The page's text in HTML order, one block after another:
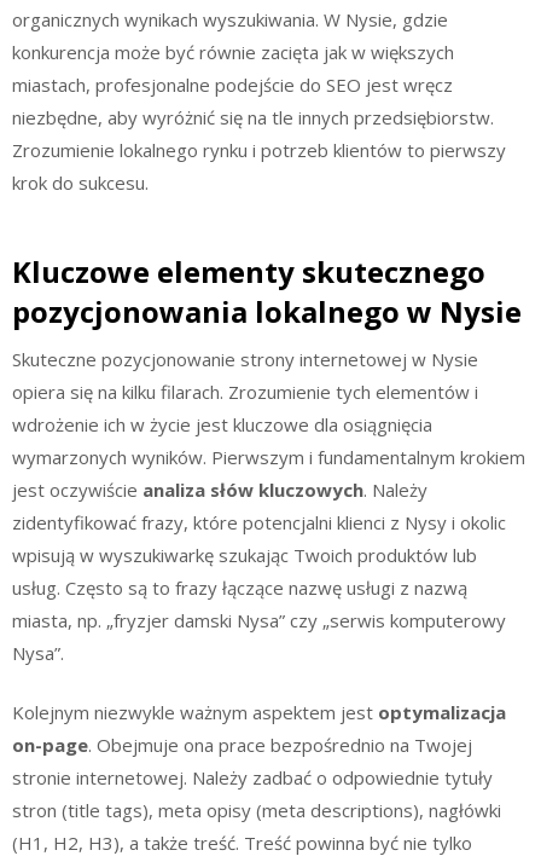
organicznych wynikach wyszukiwania. W Nysie, gdzie
konkurencja może być równie zacięta jak w większych
miastach, profesjonalne podejście do SEO jest wręcz
niezbędne, aby wyróżnić się na tle innych przedsiębiorstw.
Zrozumienie lokalnego rynku i potrzeb klientów to pierwszy
krok do sukcesu.
Kluczowe elementy skutecznego
pozycjonowania lokalnego w Nysie
Skuteczne pozycjonowanie strony internetowej w Nysie
opiera się na kilku filarach. Zrozumienie tych elementów i
wdrożenie ich w życie jest kluczowe dla osiągnięcia
wymarzonych wyników. Pierwszym i fundamentalnym krokiem
jest oczywiście analiza słów kluczowych. Należy
zidentyfikować frazy, które potencjalni klienci z Nysy i okolic
wpisują w wyszukiwarkę szukając Twoich produktów lub
usług. Często są to frazy łączące nazwę usługi z nazwą
miasta, np. „fryzjer damski Nysa” czy „serwis komputerowy
Nysa”.
Kolejnym niezwykle ważnym aspektem jest optymalizacja
on-page. Obejmuje ona prace bezpośrednio na Twojej
stronie internetowej. Należy zadbać o odpowiednie tytuły
stron (title tags), meta opisy (meta descriptions), nagłówki
(H1, H2, H3), a także treść. Treść powinna być nie tylko